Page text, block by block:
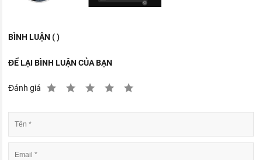
BÌNH LUẬN ( )
ĐỂ LẠI BÌNH LUẬN CỦA BẠN
Đánh giá